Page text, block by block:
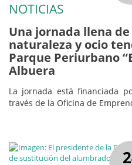
NOTICIAS
Una jornada llena
naturaleza y ocio
Parque Periurbano
Albuera
La jornada está financiada
través de la Oficina de